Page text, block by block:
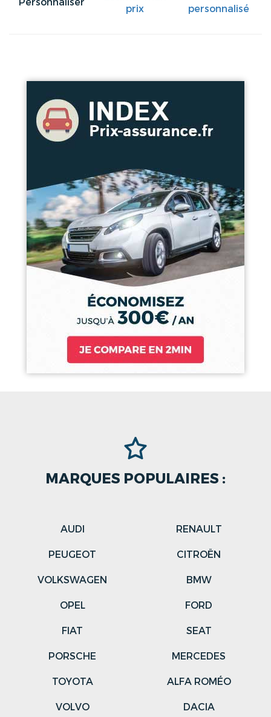
prix
personnalisé
MARQUES POPULAIRES :
AUDI
RENAULT
PEUGEOT
CITROËN
VOLKSWAGEN
BMW
OPEL
FORD
FIAT
SEAT
PORSCHE
MERCEDES
TOYOTA
ALFA ROMÉO
VOLVO
DACIA